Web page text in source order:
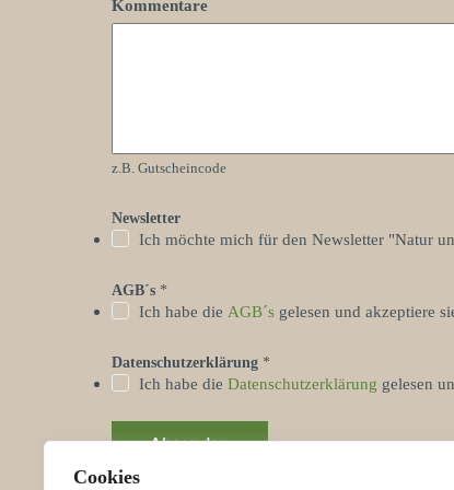
Cookies
e
l
m
m
r
*
*
Kommentare
z.B. Gutscheincode
Newsletter
Ich möchte mich für den Newsletter "Natur
AGB´s *
Ich habe die AGB´s gelesen und akzeptiere
Datenschutzerklärung *
Ich habe dieDatenschutzerklärung gelesen
Absenden